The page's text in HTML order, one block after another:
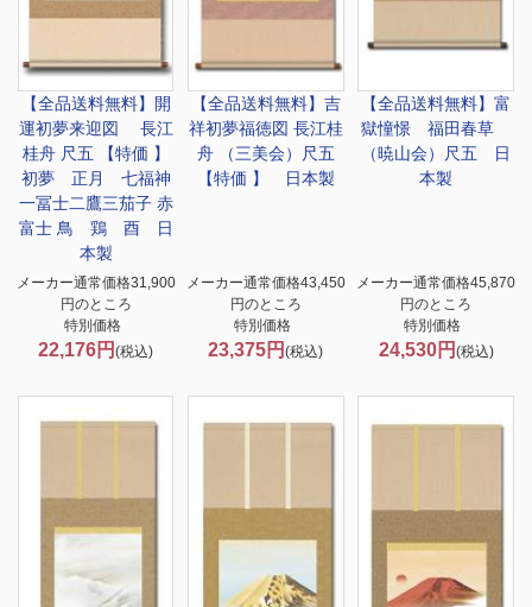
【全品送料無料】 開
運初夢来迎図 長江
桂舟 尺五 【特価 】
初夢 正月 七福神
一冨士二鷹三茄子 赤
富士 鳥 鶏 酉 日
本製
メーカー通常価格31,900
円のところ
特別価格
22,176円(税込)
【全品送料無料】 吉
祥初夢福徳図 長江桂
舟 （三美会）尺五
【特価 】 日本製
メーカー通常価格43,450
円のところ
特別価格
23,375円(税込)
【全品送料無料】富
獄憧憬 福田春草
（暁山会）尺五 日
本製
メーカー通常価格45,870
円のところ
特別価格
24,530円 (税込)